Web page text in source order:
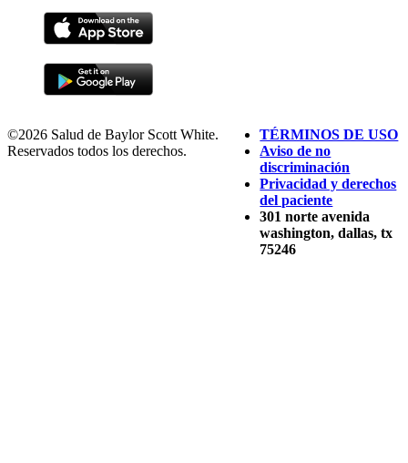
©2026 Salud de Baylor Scott White.
Reservados todos los derechos.
TÉRMINOS DE USO
Aviso de no
discriminación
Privacidad y derechos
del paciente
301 norte avenida
washington, dallas, tx
75246